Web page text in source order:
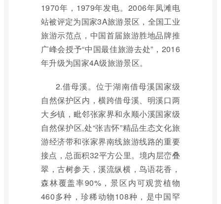
1970年，1979年发电。2006年凤滩电
站被评定为国家3A旅游景区，全国工业
旅游示范点，中国首届旅游胜地品牌推
广峰会授予“中国最佳旅游去处”，2016
年升级为国家4A级旅游景区。
2.借母溪。位于湖南借母溪国家级
自然保护区内，横跨借母溪、明溪口两
大乡镇，毗邻张家界和永顺小溪国家级
自然保护区,处“张吉怀”精品生态文化旅
游经济带和张家界南线旅游线路的重要
接点，总面积32平方公里。境内层峦叠
翠，古树参天，溪流纵横，鸟语花香，
森林覆盖率90%，景区内可观赏植物
460多种，珍稀动物108种，是中国罕